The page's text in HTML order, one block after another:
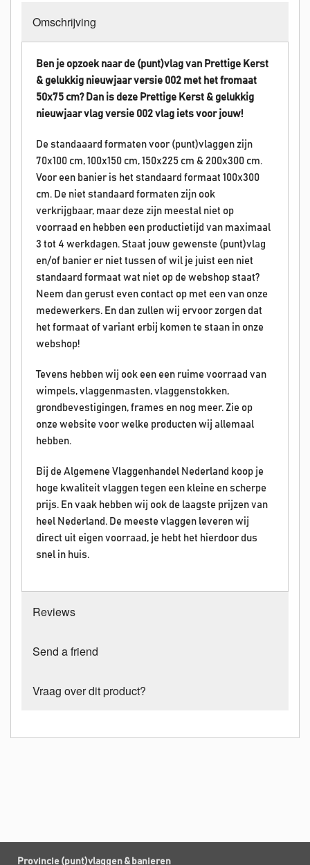
Omschrijving
Ben je opzoek naar de (punt)vlag van Prettige Kerst
& gelukkig nieuwjaar versie 002 met het fromaat
50x75 cm? Dan is deze Prettige Kerst & gelukkig
nieuwjaarvlag versie 002 vlag iets voor jouw!
De standaaard formaten voor (punt)vlaggen zijn
70x100 cm, 100x150 cm, 150x225 cm & 200x300 cm.
Voor een banier is het standaard formaat 100x300
cm. De niet standaard formaten zijn ook
verkrijgbaar, maar deze zijn meestal niet op
voorraad en hebben een productietijd van maximaal
3 tot 4 werkdagen. Staat jouw gewenste (punt)vlag
en/of banier er niet tussen of wil je juist een niet
standaard formaat wat niet op de webshop staat?
Neem dan gerust even contact op met een van onze
medewerkers. En dan zullen wij ervoor zorgen dat
het formaat of variant erbij komen te staan in onze
webshop!
Tevens hebben wij ook een een ruime voorraad van
wimpels, vlaggenmasten, vlaggenstokken,
grondbevestigingen, frames en nog meer. Zie op
onze website voor welke producten wij allemaal
hebben.
Bij de Algemene Vlaggenhandel Nederland koop je
hoge kwaliteit vlaggen tegen een kleine en scherpe
prijs. En vaak hebben wij ook de laagste prijzen van
heel Nederland. De meeste vlaggen leveren wij
direct uit eigen voorraad, je hebt het hierdoor dus
snel in huis.
Reviews
Send a friend
Vraag over dit product?
Provincie (punt)vlaggen & banieren